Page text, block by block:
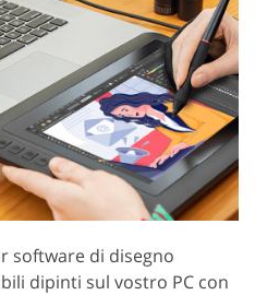
software di disegno
dipinti sul vostro PC con